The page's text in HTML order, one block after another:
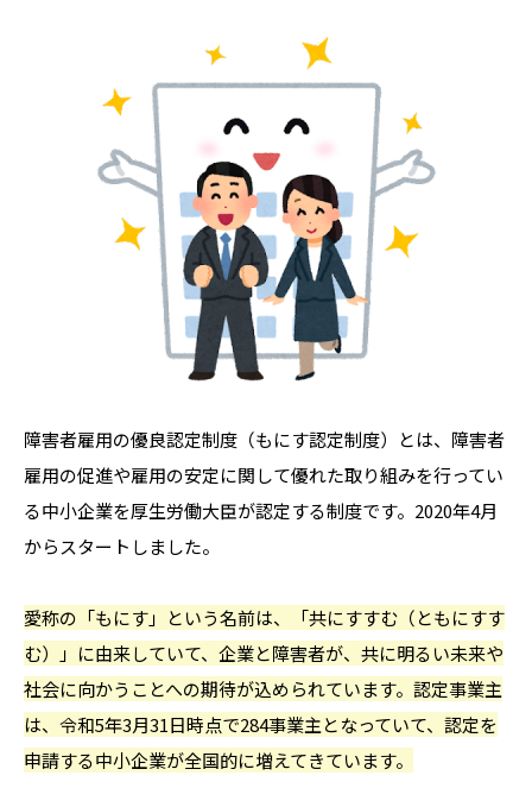
障害者雇用の優良認定制度（もにす認定制度）とは、障害者
雇用の促進や雇用の安定に関して優れた取り組みを行ってい
る中小企業を厚生労働大臣が認定する制度です。2020年4月
からスタートしました。
愛称の「もにす」という名前は、「共にすすむ（ともにすす
む）」に由来していて、企業と障害者が、共に明るい未来や
社会に向かうことへの期待が込められています。認定事業主
は、令和5年3月31日時点で284事業主となっていて、認定を
申請する中小企業が全国的に増えてきています。